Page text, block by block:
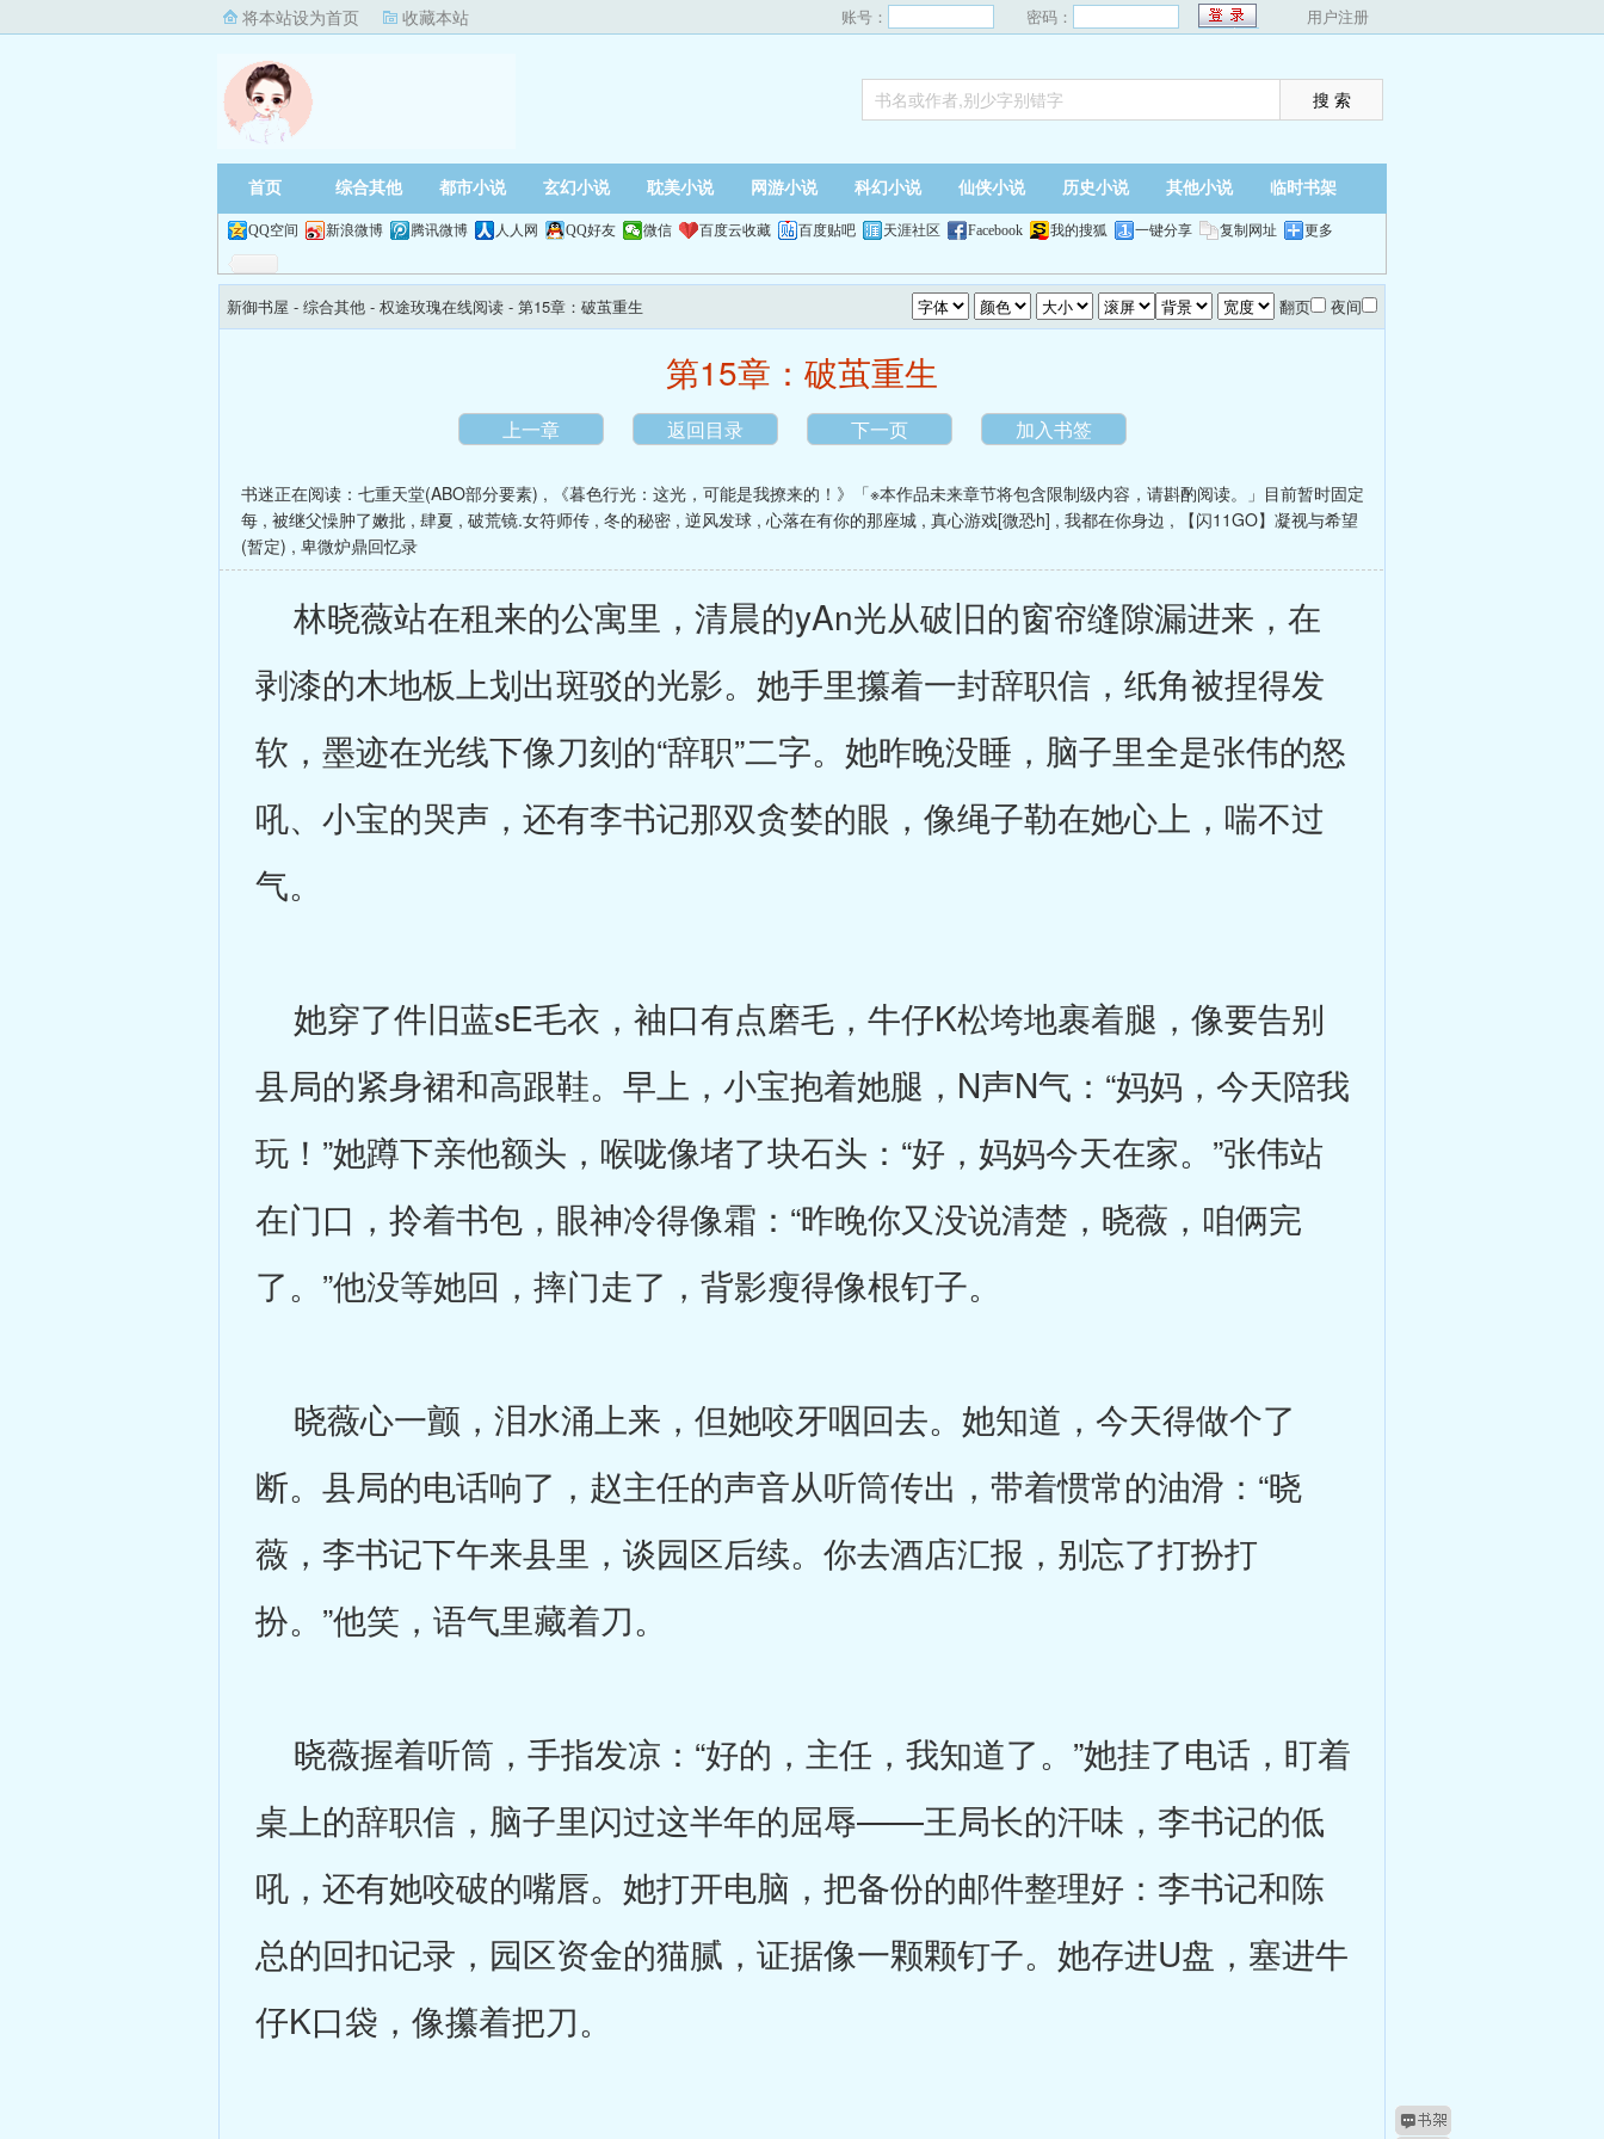
将本站设为首页 收藏本站 账号： 密码： 用户注册
首页 综合其他 都市小说 玄幻小说 耽美小说 网游小说 科幻小说 仙侠小说 历史小说 其他小说 临时书架
QQ空间 新浪微博 腾讯微博 人人网 QQ好友 微信 百度云收藏 百度贴吧 天涯社区 Facebook 我的搜狐 一键分享 复制网址 更多
新御书屋 - 综合其他 - 权途玫瑰在线阅读 - 第15章：破茧重生 翻页 夜间
第15章：破茧重生
上一章 返回目录 下一页 加入书签
书迷正在阅读： 七重天堂(ABO部分要素) ,
《暮色行光：这光，可能是我撩来的！》「※本作品未来章节将包含限制级内容，请斟酌阅读。」目前暂时固定
每 , 被继父懆肿了嫩批 , 肆夏 , 破荒镜.女符师传 , 冬的秘密 , 逆风发球 , 心落在有你的那座城 , 真心游戏[微恐h] , 我都在你身边 ,
【闪11GO】凝视与希望
(暂定) , 卑微炉鼎回忆录
林晓薇站在租来的公寓里，清晨的yAn光从破旧的窗帘缝隙漏进来，在
剥漆的木地板上划出斑驳的光影。她手里攥着一封辞职信，纸角被捏得发
软，墨迹在光线下像刀刻的“辞职”二字。她昨晚没睡，脑子里全是张伟的怒
吼、小宝的哭声，还有李书记那双贪婪的眼，像绳子勒在她心上，喘不过
气。
她穿了件旧蓝sE毛衣，袖口有点磨毛，牛仔K松垮地裹着腿，像要告别
县局的紧身裙和高跟鞋。早上，小宝抱着她腿，N声N气：“妈妈，今天陪我
玩！”她蹲下亲他额头，喉咙像堵了块石头：“好，妈妈今天在家。”张伟站
在门口，拎着书包，眼神冷得像霜：“昨晚你又没说清楚，晓薇，咱俩完
了。”他没等她回，摔门走了，背影瘦得像根钉子。
晓薇心一颤，泪水涌上来，但她咬牙咽回去。她知道，今天得做个了
断。县局的电话响了，赵主任的声音从听筒传出，带着惯常的油滑：“晓
薇，李书记下午来县里，谈园区后续。你去酒店汇报，别忘了打扮打
扮。”他笑，语气里藏着刀。
晓薇握着听筒，手指发凉：“好的，主任，我知道了。”她挂了电话，盯着
桌上的辞职信，脑子里闪过这半年的屈辱——王局长的汗味，李书记的低
吼，还有她咬破的嘴唇。她打开电脑，把备份的邮件整理好：李书记和陈
总的回扣记录，园区资金的猫腻，证据像一颗颗钉子。她存进U盘，塞进牛
仔K口袋，像攥着把刀。